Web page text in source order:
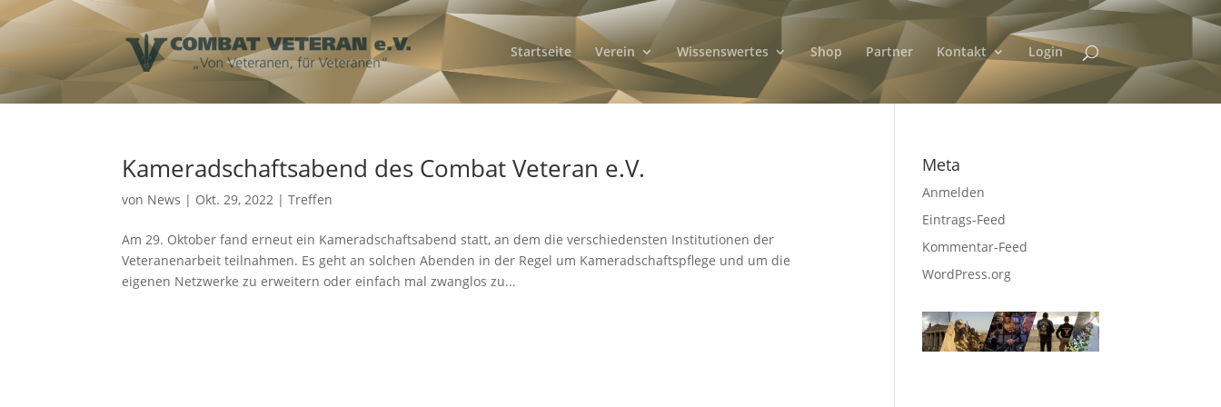
Startseite Verein Wissenswertes Shop Partner Kontakt Login
Kameradschaftsabend des Combat Veteran e.V.
von News | Okt. 29, 2022 |Treffen
Am 29. Oktober fand erneut ein Kameradschaftsabend statt, an dem die verschiedensten Institutionen der
Veteranenarbeit teilnahmen. Es geht an solchen Abenden in der Regel um Kameradschaftspflege und um die
eigenen Netzwerke zu erweitern oder einfach mal zwanglos zu...
Meta
Anmelden
Eintrags-Feed
Kommentar-Feed
WordPress.org